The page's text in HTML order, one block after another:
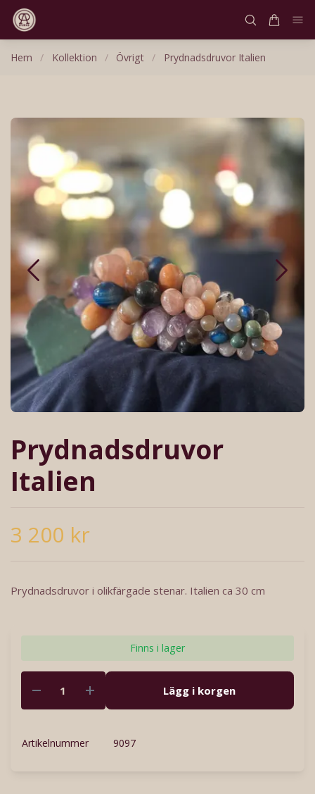
Hem / Kollektion / Övrigt / Prydnadsdruvor Italien
Prydnadsdruvor
Italien
3 200 kr
Prydnadsdruvor i olikfärgade stenar. Italien ca 30 cm
Finns i lager
Lägg i korgen
Artikelnummer 9097